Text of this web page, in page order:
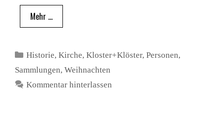
Mehr …
Kategorien
Historie,Kirche,Kloster+Klöster,Personen,
Sammlungen, Weihnachten
Kommentar hinterlassen